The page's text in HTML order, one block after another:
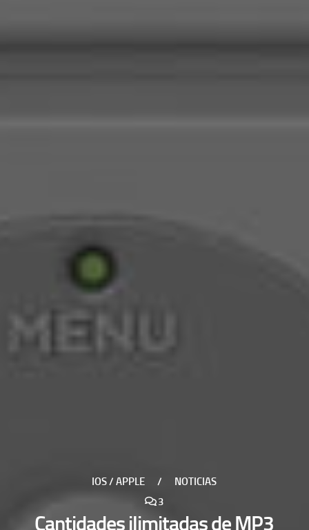
IOS / APPLE /
NOTICIAS
3
Cantidades ilimitadas de MP3